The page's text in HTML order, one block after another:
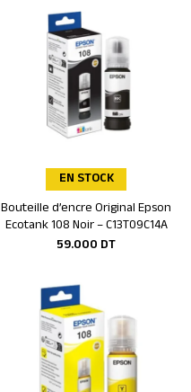
EN STOCK
Ajouter au panier
Bouteille d’encre Original Epson
Ecotank 108 Noir – C13T09C14A
59.000 DT